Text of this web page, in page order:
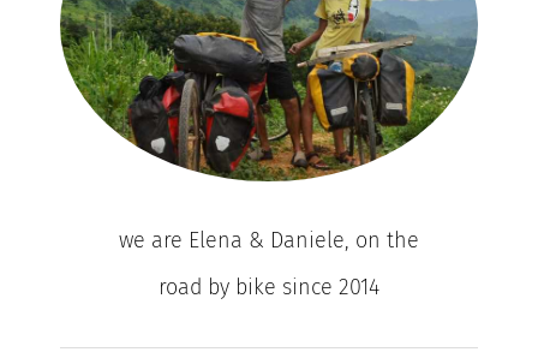
we are Elena & Daniele, on the
road by bike since 2014